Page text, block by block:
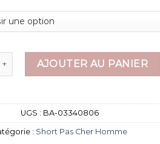
short pas cher homme
AJOUTER AU PANIER
UGS : BA-03340806
: Short Pas Cher Homme